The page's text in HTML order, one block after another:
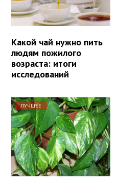
Какой чай нужно пить
людям пожилого
возраста: итоги
исследований
ЛУЧШЕЕ